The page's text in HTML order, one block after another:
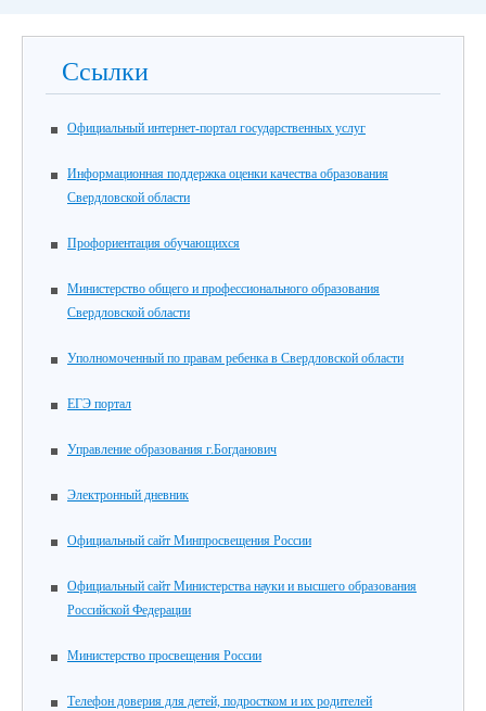
Ссылки
Официальный интернет-портал государственных услуг
Информационная поддержка оценки качества образования
Свердловской области
Профориентация обучающихся
Министерство общего и профессионального образования
Свердловской области
Уполномоченный по правам ребенка в Свердловской области
ЕГЭ портал
Управление образования г.Богданович
Электронный дневник
Официальный сайт Минпросвещения России
Официальный сайт Министерства науки и высшего образования
Российской Федерации
Министерство просвещения России
Телефон доверия для детей, подростком и их родителей